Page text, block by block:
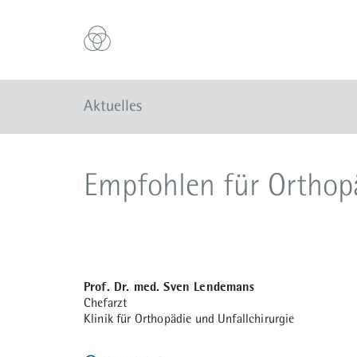
Aktuelles
Empfohlen für
Prof. Dr. med. Sven Lendemans
Chefarzt
Klinik für Orthopädie und Unfallchirurgie